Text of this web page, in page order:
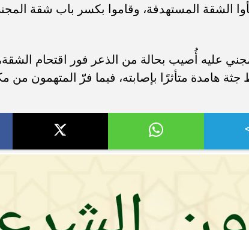
الشقة المستهدفة، وقاموا بكسر باب شقة
عليه أُصيب بحالة من الذعر فور اقتحام الشقة،
هامدة متأثرًا بإصابته، فيما فرّ المتهمون من